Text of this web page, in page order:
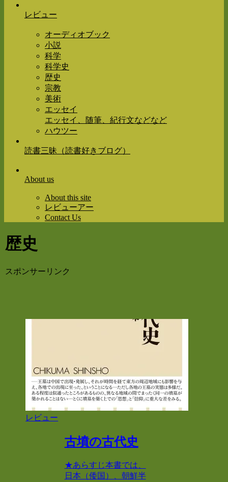
レビュー
オーディオブック
小説
科学
科学史
歴史
宗教
美術
エッセイ
エッセイ、随筆、紀行文などなど
ハウツー
読書三昧（読書好きブログ）
About us
About this site
レビューアー
Contact Us
歴史
スポンサーリンク
レビュー
古墳の古代史
★あらすじ本書では、
日本（倭国）、朝鮮半